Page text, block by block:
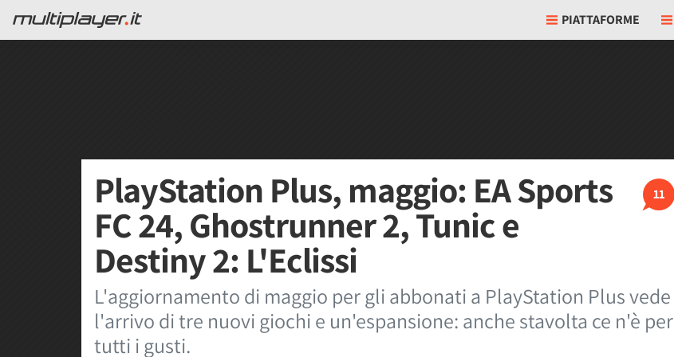
PIATTAFORME
11
PlayStation Plus, maggio: EA Sports
FC 24, Ghostrunner 2, Tunic e
Destiny 2: L'Eclissi
L'aggiornamento di maggio per gli abbonati a PlayStation Plus vede
l'arrivo di tre nuovi giochi e un'espansione: anche stavolta ce n'è per
tutti i gusti.